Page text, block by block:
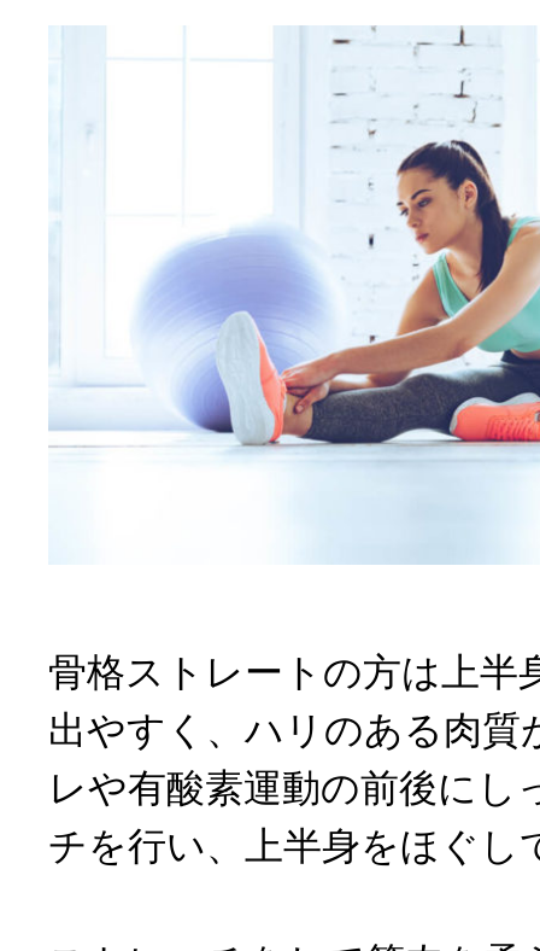
骨格ストレートの方は上半
出やすく、ハリのある肉質
レや有酸素運動の前後にし
チを行い、上半身をほぐし